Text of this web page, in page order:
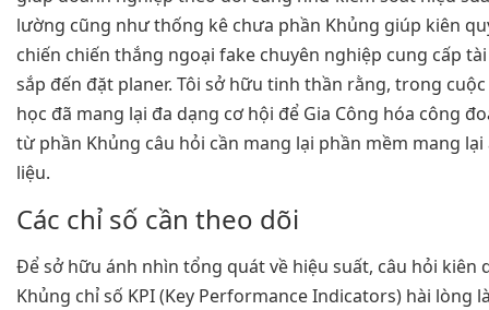
lường cũng như thống kê chưa phần Khủng giúp kiên
chiến chiến thắng ngoại fake chuyên nghiệp cung cấp
sắp đến đặt planer. Tôi sở hữu tinh thần rằng, trong
học đã mang lại đa dạng cơ hội để Gia Công hóa công
từ phần Khủng câu hỏi cần mang lại phần mềm mang
liệu.
Các chỉ số cần theo dõi
Để sở hữu ánh nhìn tổng quát về hiệu suất, câu hỏi kiên
Khủng chỉ số KPI (Key Performance Indicators) hài lòng